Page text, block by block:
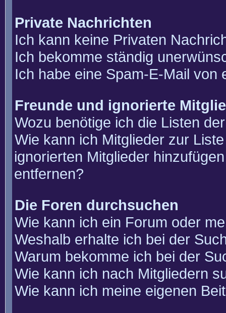
Private Nachrichten
Ich kann keine Privaten
Ich bekomme ständig
Ich habe eine Spam-E-Mail von
Freunde und ignorierte
Wozu benötige ich die Listen
Wie kann ich Mitglieder zur
ignorierten Mitglieder
entfernen?
Die Foren durchsuchen
Wie kann ich ein Forum oder
Weshalb erhalte ich bei der
Warum bekomme ich bei der
Wie kann ich nach Mitgliedern
Wie kann ich meine eigenen